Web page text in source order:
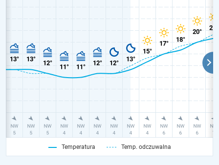
Temperatura Temp. odczuwalna